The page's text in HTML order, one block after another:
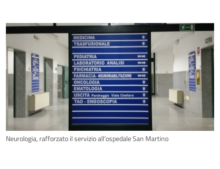
Neurologia, rafforzato il servizio all’ospedale San Martino